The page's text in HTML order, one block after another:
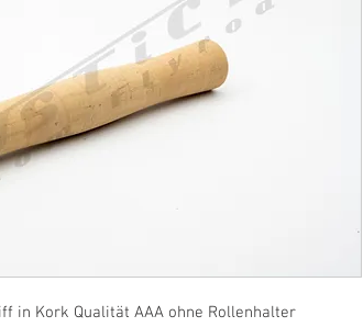
in Kork Qualität AAA ohne Rollenhalter